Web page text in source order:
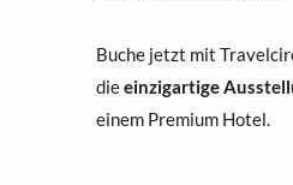
Buche jetzt mit
dieeinzigartige
einem Premium Hotel.